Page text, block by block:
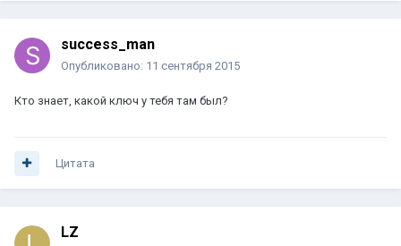
success_man
Опубликовано: 11 сентября 2015
Кто знает, какой ключ у тебя там был?
Цитата
LZ